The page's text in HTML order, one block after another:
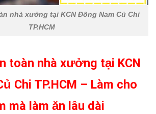
nhà xưởng tại KCN Đông Nam Củ Chi
TP.HCM
toàn nhà xưởng tại KCN
Chi TP.HCM – Làm cho
mà làm ăn lâu dài